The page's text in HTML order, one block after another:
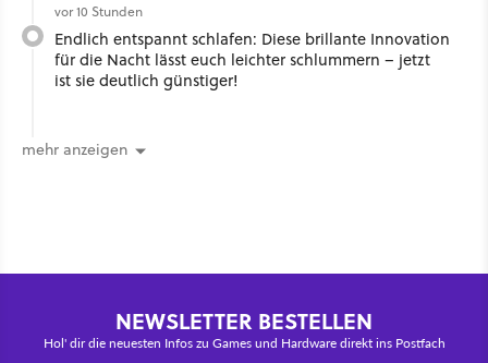
vor 10 Stunden
Endlich entspannt schlafen: Diese brillante Innovation
für die Nacht lässt euch leichter schlummern – jetzt
ist sie deutlich günstiger!
mehr anzeigen
NEWSLETTER BESTELLEN
Hol' dir die neuesten Infos zu Games und Hardware direkt ins Postfach